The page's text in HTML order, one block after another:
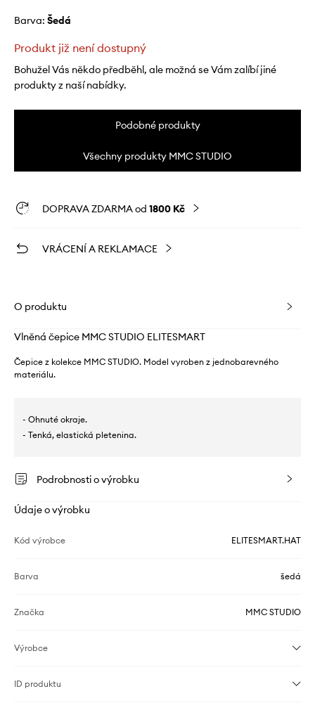
Barva: šedá
Produkt již není dostupný
Bohužel Vás někdo předběhl, ale možná se Vám zalíbí jiné
produkty z naší nabídky.
Podobné produkty
Všechny produkty MMC STUDIO
DOPRAVA ZDARMA od 1800 Kč
VRÁCENÍ A REKLAMACE
O produktu
Vlněná čepice MMC STUDIO ELITESMART
Čepice z kolekce MMC STUDIO. Model vyroben z jednobarevného
materiálu.
- Ohnuté okraje.
- Tenká, elastická pletenina.
Podrobnosti o výrobku
Údaje o výrobku
Kód výrobce ELITESMART.HAT
Barva šedá
Značka MMC STUDIO
Výrobce
ID produktu